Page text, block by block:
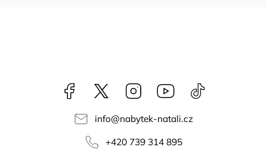
Facebook NataliNabytek
Instagram YouTube
info@nabytek-natali.cz
+420 739 314 895